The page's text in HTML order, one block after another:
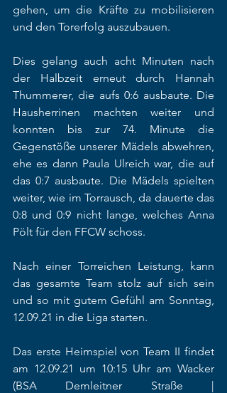
gehen, um die Kräfte zu mobilisieren
und den Torerfolg auszubauen.
Dies gelang auch acht Minuten nach
der Halbzeit erneut durch Hannah
Thummerer, die aufs 0:6 ausbaute. Die
Hausherrinen machten weiter und
konnten bis zur 74. Minute die
Gegenstöße unserer Mädels abwehren,
ehe es dann Paula Ulreich war, die auf
das 0:7 ausbaute. Die Mädels spielten
weiter, wie im Torrausch, da dauerte das
0:8 und 0:9 nicht lange, welches Anna
Pölt für den FFCW schoss.
Nach einer Torreichen Leistung, kann
das gesamte Team stolz auf sich sein
und so mit gutem Gefühl am Sonntag,
12.09.21 in die Liga starten.
Das erste Heimspiel von Team II findet
am 12.09.21 um 10:15 Uhr am Wacker
(BSA Demleitner Straße |